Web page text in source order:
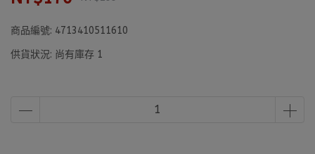
商品編號: 4713410511610
供貨狀況: 尚有庫存 1